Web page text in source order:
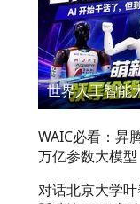
WAIC必看：昇
万亿参数大模型
对话北京大学